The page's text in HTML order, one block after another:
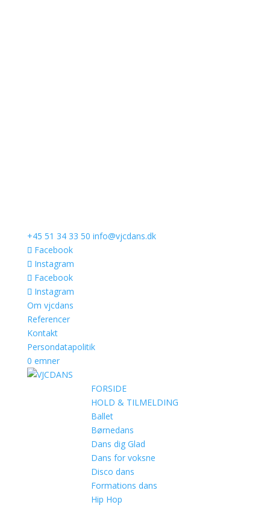
+45 51 34 33 50 info@vjcdans.dk
Facebook
Instagram
Facebook
Instagram
Om vjcdans
Referencer
Kontakt
Persondatapolitik
0 emner
FORSIDE
HOLD & TILMELDING
Ballet
Børnedans
Dans dig Glad
Dans for voksne
Disco dans
Formations dans
Hip Hop